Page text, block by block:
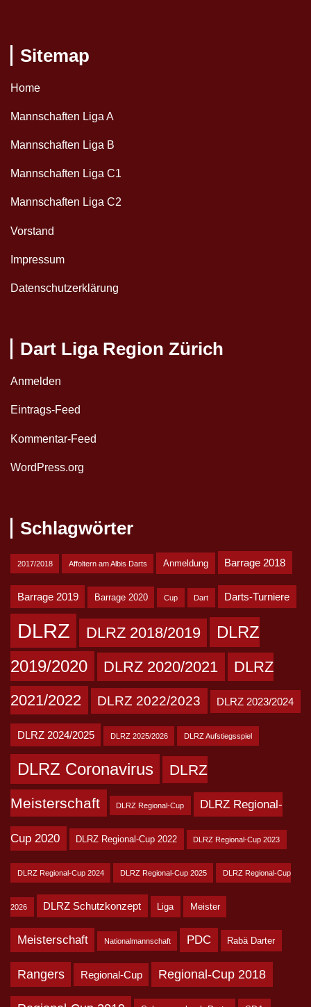
Sitemap
Home
Mannschaften Liga A
Mannschaften Liga B
Mannschaften Liga C1
Mannschaften Liga C2
Vorstand
Impressum
Datenschutzerklärung
Dart Liga Region Zürich
Anmelden
Eintrags-Feed
Kommentar-Feed
WordPress.org
Schlagwörter
2017/2018 Affoltern am Albis Darts Anmeldung Barrage 2018
Barrage 2019 Barrage 2020 Cup Dart Darts-Turniere
DLRZ DLRZ 2018/2019
DLRZ
2019/2020
DLRZ 2020/2021
DLRZ
2021/2022
DLRZ 2022/2023 DLRZ 2023/2024
DLRZ 2024/2025 DLRZ 2025/2026 DLRZ Aufstiegsspiel
DLRZ Coronavirus DLRZ
Meisterschaft DLRZ Regional-Cup DLRZ Regional-
Cup 2020 DLRZ Regional-Cup 2022 DLRZ Regional-Cup 2023
DLRZ Regional-Cup 2024 DLRZ Regional-Cup 2025 DLRZ Regional-Cup
2026 DLRZ Schutzkonzept Liga Meister
Meisterschaft Nationalmannschaft PDC Rabä Darter
Rangers Regional-Cup Regional-Cup 2018